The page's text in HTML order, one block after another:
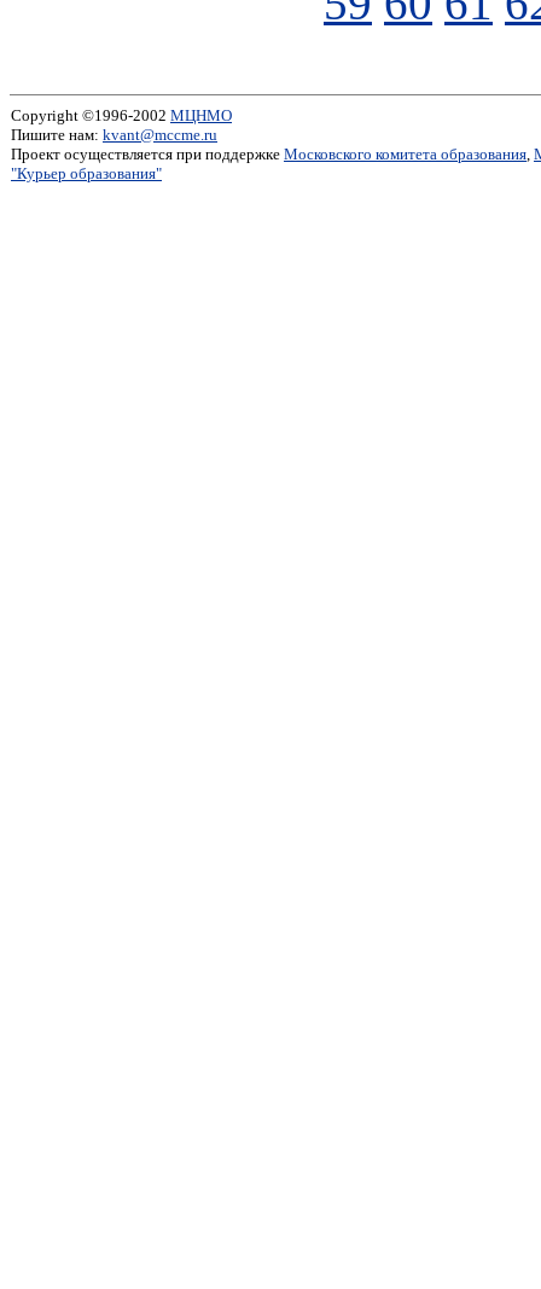
Copyright ©1996-2002 МЦНМО
Пишите нам: kvant@mccme.ru
Проект осуществляется при поддержке Московского комитета образования,
"Курьер образования"